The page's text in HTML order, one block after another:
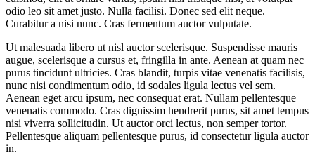
odio leo sit amet justo. Nulla facilisi. Donec sed elit neque.
Curabitur a nisi nunc. Cras fermentum auctor vulputate.
Ut malesuada libero ut nisl auctor scelerisque. Suspendisse mauris
augue, scelerisque a cursus et, fringilla in ante. Aenean at quam nec
purus tincidunt ultricies. Cras blandit, turpis vitae venenatis facilisis,
nunc nisi condimentum odio, id sodales ligula lectus vel sem.
Aenean eget arcu ipsum, nec consequat erat. Nullam pellentesque
venenatis commodo. Cras dignissim hendrerit purus, sit amet tempus
nisi viverra sollicitudin. Ut auctor orci lectus, non semper tortor.
Pellentesque aliquam pellentesque purus, id consectetur ligula auctor
in.